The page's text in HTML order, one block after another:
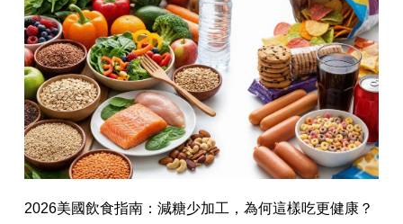
2026美國飲食指南：減糖少加工，為何這樣吃更健康？